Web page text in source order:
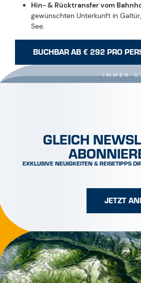
Hin- & Rücktransfer vom
gewünschten Unterkunft in
See.
BUCHBAR AB € 292 PRO
IMMER
GLEICH
EXKLUSIVE NEUIGKEITEN & REISETIPPS
JETZT